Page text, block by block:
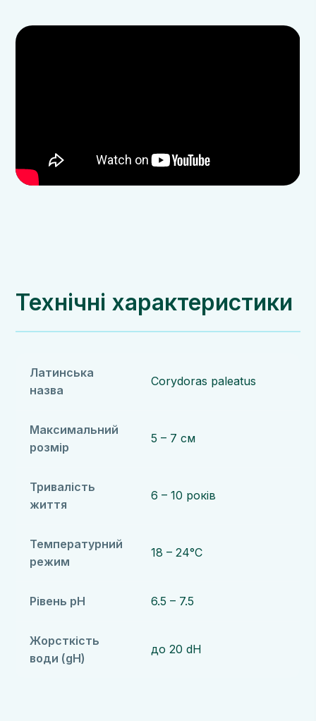
Технічні характеристики
Латинська
назва
Corydoras paleatus
Максимальний
розмір
5 – 7 см
Тривалість
життя
6 – 10 років
Температурний
режим
18 – 24°C
Рівень pH 6.5 – 7.5
Жорсткість
води (gH)
до 20 dH